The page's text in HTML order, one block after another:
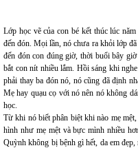
Lớp học vẽ của con bé kết thúc lúc
đến đón. Mọi lần, nó chưa ra khỏi lớp
đến đón con đúng giờ, thời buổi bây
bắt con nít nhiều lắm. Hồi sáng khi
phải thay ba đón nó, nó cũng đã định
Mẹ hay quạu cọ với nó nên nó không
học.
Từ khi nó biết phân biệt khi nào mẹ
hình như mẹ mệt và bực mình nhiều
Quỳnh không bị bệnh gì hết, da em